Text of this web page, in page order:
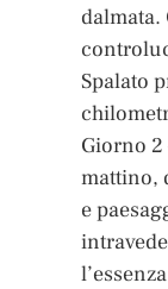
Spalato
Giorno 2
mattino,
e